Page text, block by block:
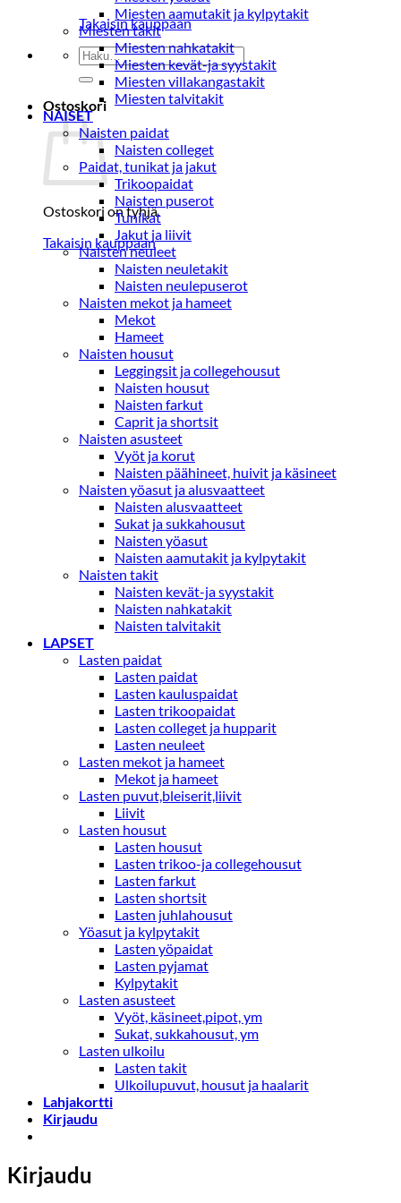
Takaisin kauppaan
Etsi:
Ostoskori
Ostoskori on tyhjä.
Takaisin kauppaan
Miesten aamutakit ja kylpytakit
Miesten takit
Miesten nahkatakit
Miesten kevät-ja syystakit
Miesten villakangastakit
Miesten talvitakit
NAISET
Naisten paidat
Naisten colleget
Paidat, tunikat ja jakut
Trikoopaidat
Naisten puserot
Tunikat
Jakut ja liivit
Naisten neuleet
Naisten neuletakit
Naisten neulepuserot
Naisten mekot ja hameet
Mekot
Hameet
Naisten housut
Leggingsit ja collegehousut
Naisten housut
Naisten farkut
Caprit ja shortsit
Naisten asusteet
Vyöt ja korut
Naisten päähineet, huivit ja käsineet
Naisten yöasut ja alusvaatteet
Naisten alusvaatteet
Sukat ja sukkahousut
Naisten yöasut
Naisten aamutakit ja kylpytakit
Naisten takit
Naisten kevät-ja syystakit
Naisten nahkatakit
Naisten talvitakit
LAPSET
Lasten paidat
Lasten paidat
Lasten kauluspaidat
Lasten trikoopaidat
Lasten colleget ja hupparit
Lasten neuleet
Lasten mekot ja hameet
Mekot ja hameet
Lasten puvut,bleiserit,liivit
Liivit
Lasten housut
Lasten housut
Lasten trikoo-ja collegehousut
Lasten farkut
Lasten shortsit
Lasten juhlahousut
Yöasut ja kylpytakit
Lasten yöpaidat
Lasten pyjamat
Kylpytakit
Lasten asusteet
Vyöt, käsineet,pipot, ym
Sukat, sukkahousut, ym
Lasten ulkoilu
Lasten takit
Ulkoilupuvut, housut ja haalarit
Lahjakortti
Kirjaudu
Kirjaudu